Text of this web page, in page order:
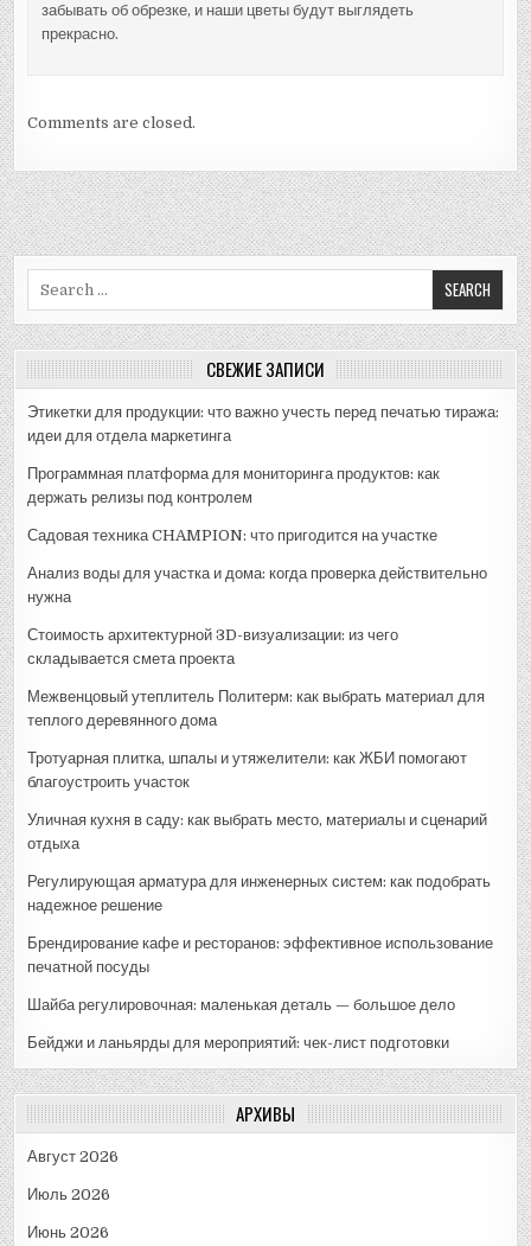
забывать об обрезке, и наши цветы будут выглядеть
прекрасно.
Comments are closed.
СВЕЖИЕ ЗАПИСИ
Этикетки для продукции: что важно учесть перед печатью тиража:
идеи для отдела маркетинга
Программная платформа для мониторинга продуктов: как
держать релизы под контролем
Садовая техника CHAMPION: что пригодится на участке
Анализ воды для участка и дома: когда проверка действительно
нужна
Стоимость архитектурной 3D-визуализации: из чего
складывается смета проекта
Межвенцовый утеплитель Политерм: как выбрать материал для
теплого деревянного дома
Тротуарная плитка, шпалы и утяжелители: как ЖБИ помогают
благоустроить участок
Уличная кухня в саду: как выбрать место, материалы и сценарий
отдыха
Регулирующая арматура для инженерных систем: как подобрать
надежное решение
Брендирование кафе и ресторанов: эффективное использование
печатной посуды
Шайба регулировочная: маленькая деталь — большое дело
Бейджи и ланьярды для мероприятий: чек-лист подготовки
АРХИВЫ
Август 2026
Июль 2026
Июнь 2026